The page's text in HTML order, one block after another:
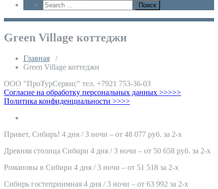
Green Village коттеджи
Главная /
Green Village коттеджи
ООО "ПроТурСервис" тел. +7921 753-36-03
Согласие на обработку персональных данных >>>>>
Политика конфиденциальности >>>>
Привет, Сибирь! 4 дня / 3 ночи – от 48 077 руб. за 2-х
Древняя столица Сибири 4 дня / 3 ночи – от 50 658 руб. за 2-х
Романовы в Сибири 4 дня / 3 ночи – от 51 518 за 2-х
Сибирь гостеприимная 4 дня / 3 ночи – от 63 992 за 2-х